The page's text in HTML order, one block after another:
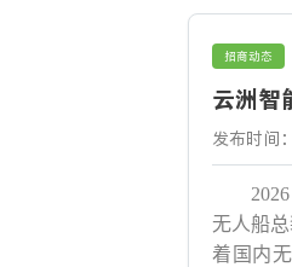
招商动态
云洲智
发布时间
无人船
着国内